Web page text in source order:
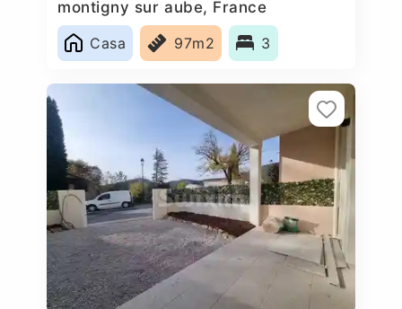
montigny sur aube, France
Casa
97m2 3